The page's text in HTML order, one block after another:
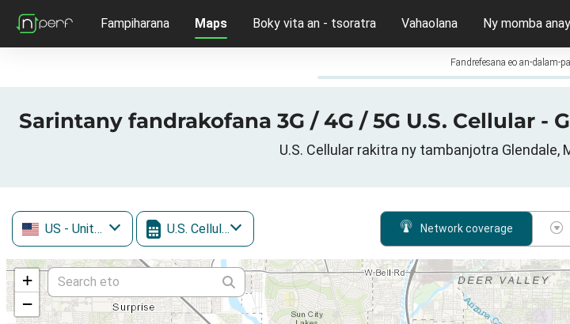
Fampiharana Maps Boky vita an - tsoratra Vahaolana Ny momba anay
Fandrefesana eo an-dalam-
Sarintany fandrakofana 3G / 4G / 5G U.S. Cellular -
U.S. Cellular rakitra ny tambanjotra Glendale,
US - United States U.S. Cellular Network coverage
+
−